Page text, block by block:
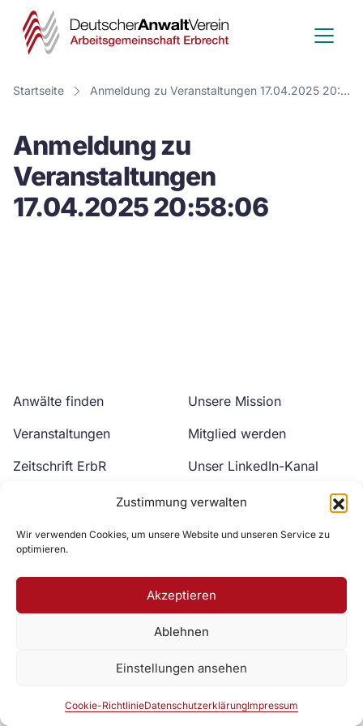
Zustimmung verwalten
Wir verwenden Cookies, um unsere Website und unseren Service zu
optimieren.
Akzeptieren
Ablehnen
Einstellungen ansehen
Cookie-RichtlinieDatenschutzerklärungImpressum
Deutscher
Anwalt
Verein
Startseite Anmeldung zu Veranstaltungen 17.04.2025 20:58:06
Anmeldung zu
Veranstaltungen
17.04.2025 20:58:06
Anwälte finden
Veranstaltungen
Zeitschrift ErbR
Unsere Mission
Mitglied werden
Unser LinkedIn-Kanal
Unser YouTube-Kanal
Zur DAV Webseite